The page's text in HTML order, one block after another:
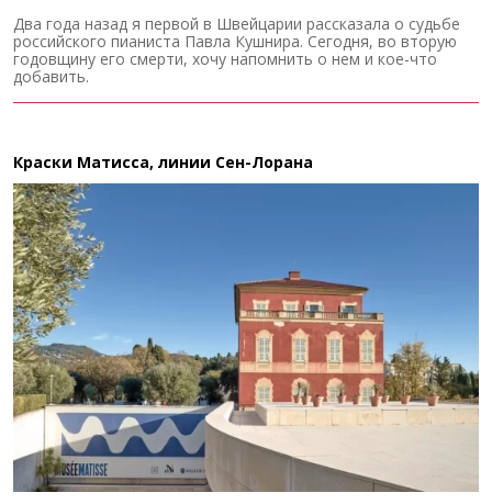
Два года назад я первой в Швейцарии рассказала о судьбе
российского пианиста Павла Кушнира. Сегодня, во вторую
годовщину его смерти, хочу напомнить о нем и кое-что
добавить.
Краски Матисса, линии Сен-Лорана